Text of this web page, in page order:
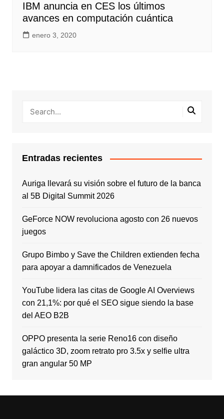
IBM anuncia en CES los últimos
avances en computación cuántica
enero 3, 2020
Entradas recientes
Auriga llevará su visión sobre el futuro de la banca
al 5B Digital Summit 2026
GeForce NOW revoluciona agosto con 26 nuevos
juegos
Grupo Bimbo y Save the Children extienden fecha
para apoyar a damnificados de Venezuela
YouTube lidera las citas de Google AI Overviews
con 21,1%: por qué el SEO sigue siendo la base
del AEO B2B
OPPO presenta la serie Reno16 con diseño
galáctico 3D, zoom retrato pro 3.5x y selfie ultra
gran angular 50 MP